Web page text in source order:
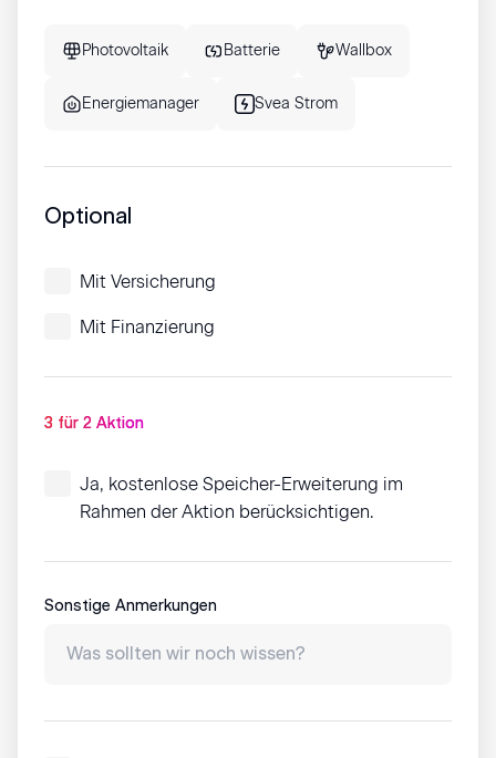
Photovoltaik Batterie Wallbox
Energiemanager Svea Strom
Optional
Mit Versicherung
Mit Finanzierung
3 für 2 Aktion
Ja, kostenlose Speicher-Erweiterung im
Rahmen der Aktion berücksichtigen.
Sonstige Anmerkungen